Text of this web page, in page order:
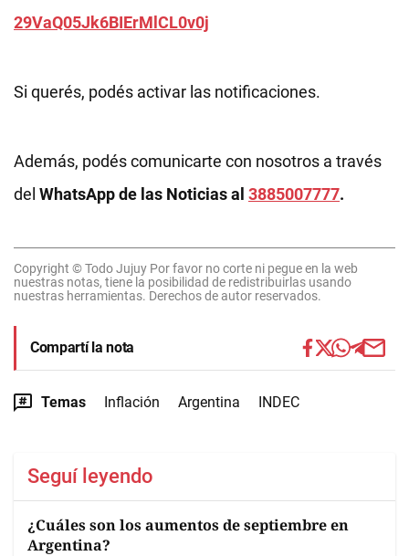
29VaQ05Jk6BIErMlCL0v0j
Si querés, podés activar las notificaciones.
Además, podés comunicarte con nosotros a través
del WhatsApp de las Noticias al 3885007777.
Copyright © Todo Jujuy Por favor no corte ni pegue en la web
nuestras notas, tiene la posibilidad de redistribuirlas usando
nuestras herramientas. Derechos de autor reservados.
Compartí la nota
Temas Inflación Argentina INDEC
Seguí leyendo
¿Cuáles son los aumentos de septiembre en
Argentina?